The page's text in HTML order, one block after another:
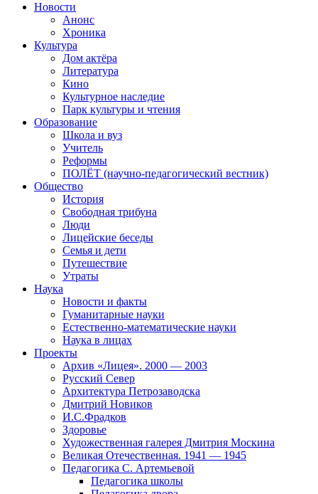
Новости
Анонс
Хроника
Культура
Дом актёра
Литература
Кино
Культурное наследие
Парк культуры и чтения
Образование
Школа и вуз
Учитель
Реформы
ПОЛЁТ (научно-педагогический вестник)
Общество
История
Свободная трибуна
Люди
Лицейские беседы
Семья и дети
Путешествие
Утраты
Наука
Новости и факты
Гуманитарные науки
Естественно-математические науки
Наука в лицах
Проекты
Архив «Лицея». 2000 — 2003
Русский Север
Архитектура Петрозаводска
Дмитрий Новиков
И.С.Фрадков
Здоровье
Художественная галерея Дмитрия Москина
Великая Отечественная. 1941 — 1945
Педагогика С. Артемьевой
Педагогика школы